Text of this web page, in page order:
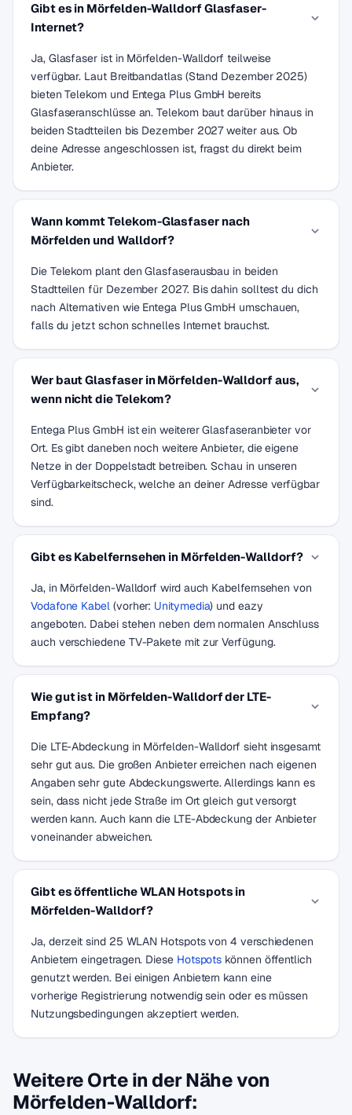
Gibt es in Mörfelden-Walldorf Glasfaser-
Internet?
Ja, Glasfaser ist in Mörfelden-Walldorf teilweise
verfügbar. Laut Breitbandatlas (Stand Dezember 2025)
bieten Telekom und Entega Plus GmbH bereits
Glasfaseranschlüsse an. Telekom baut darüber hinaus in
beiden Stadtteilen bis Dezember 2027 weiter aus. Ob
deine Adresse angeschlossen ist, fragst du direkt beim
Anbieter.
Wann kommt Telekom-Glasfaser nach
Mörfelden und Walldorf?
Die Telekom plant den Glasfaserausbau in beiden
Stadtteilen für Dezember 2027. Bis dahin solltest du dich
nach Alternativen wie Entega Plus GmbH umschauen,
falls du jetzt schon schnelles Internet brauchst.
Wer baut Glasfaser in Mörfelden-Walldorf aus,
wenn nicht die Telekom?
Entega Plus GmbH ist ein weiterer Glasfaseranbieter vor
Ort. Es gibt daneben noch weitere Anbieter, die eigene
Netze in der Doppelstadt betreiben. Schau in unseren
Verfügbarkeitscheck, welche an deiner Adresse verfügbar
sind.
Gibt es Kabelfernsehen in Mörfelden-Walldorf?
Ja, in Mörfelden-Walldorf wird auch Kabelfernsehen von
Vodafone Kabel(vorher: Unitymedia) und eazy
angeboten. Dabei stehen neben dem normalen Anschluss
auch verschiedene TV-Pakete mit zur Verfügung.
Wie gut ist in Mörfelden-Walldorf der LTE-
Empfang?
Die LTE-Abdeckung in Mörfelden-Walldorf sieht insgesamt
sehr gut aus. Die großen Anbieter erreichen nach eigenen
Angaben sehr gute Abdeckungswerte. Allerdings kann es
sein, dass nicht jede Straße im Ort gleich gut versorgt
werden kann. Auch kann die LTE-Abdeckung der Anbieter
voneinander abweichen.
Gibt es öffentliche WLAN Hotspots in
Mörfelden-Walldorf?
Ja, derzeit sind 25 WLAN Hotspots von 4 verschiedenen
Anbietern eingetragen. Diese Hotspots können öffentlich
genutzt werden. Bei einigen Anbietern kann eine
vorherige Registrierung notwendig sein oder es müssen
Nutzungsbedingungen akzeptiert werden.
Weitere Orte in der Nähe von
Mörfelden-Walldorf: